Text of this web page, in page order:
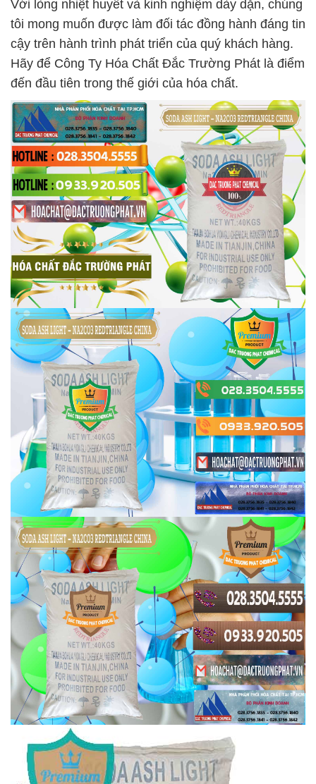
Với lòng nhiệt huyết và kinh nghiệm dày dặn, chúng
tôi mong muốn được làm đối tác đồng hành đáng tin
cậy trên hành trình phát triển của quý khách hàng.
Hãy để Công Ty Hóa Chất Đắc Trường Phát là điểm
đến đầu tiên trong thế giới của hóa chất.